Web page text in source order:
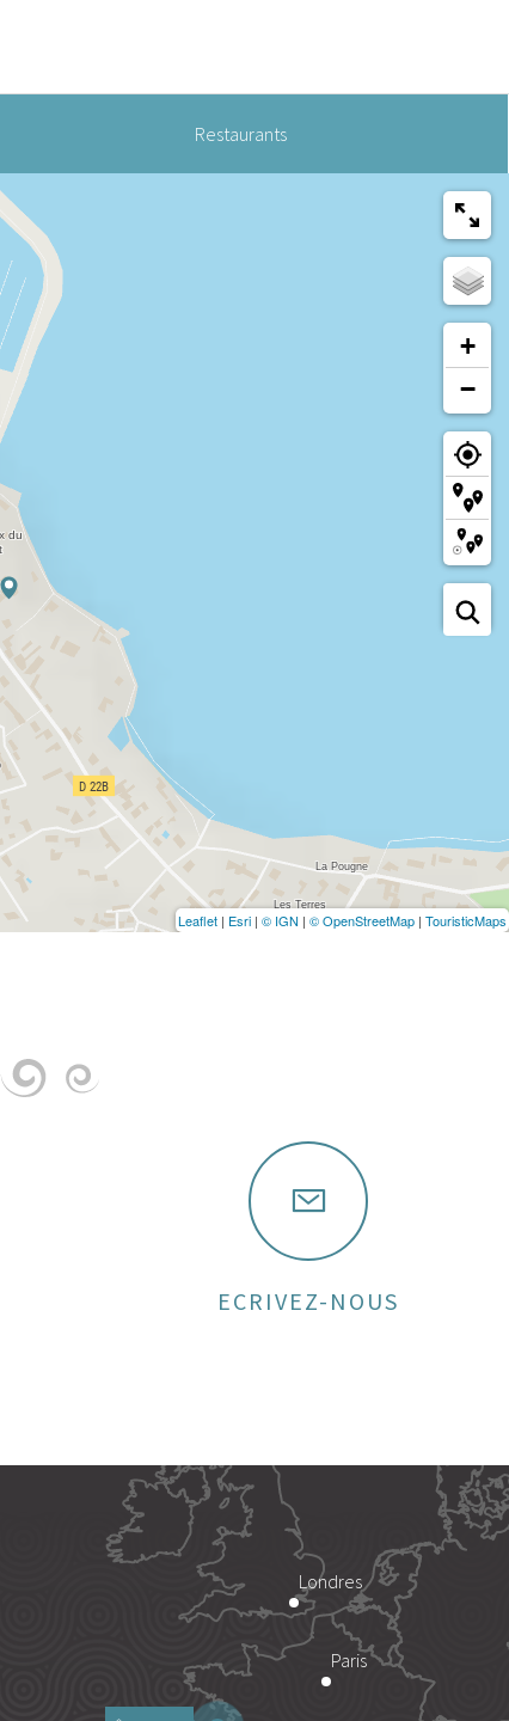
Restaurants
+
−
Leaflet | Esri | © IGN | © OpenStreetMap | TouristicMaps
ECRIVEZ-NOUS
Londres
Paris